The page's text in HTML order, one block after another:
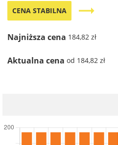
CENA STABILNA trending_flat
Najniższa cena 184,82 zł
Aktualna cena od 184,82 zł